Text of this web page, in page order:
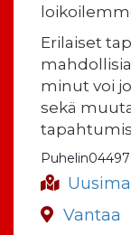
Erilaiset
minut voi
sekä
Vantaa